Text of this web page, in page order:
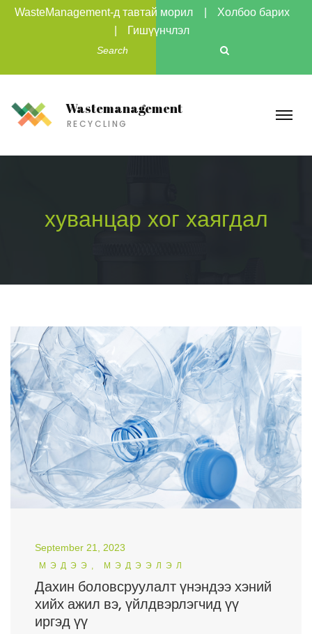
WasteManagement-д тавтай морил
Холбоо барих
Гишүүнчлэл
Wastemanagement
RECYCLING
хуванцар хог хаягдал
September 21, 2023
МЭДЭЭ, МЭДЭЭЛЭЛ
Дахин боловсруулалт үнэндээ хэний
хийх ажил вэ, үйлдвэрлэгчид үү
иргэд үү